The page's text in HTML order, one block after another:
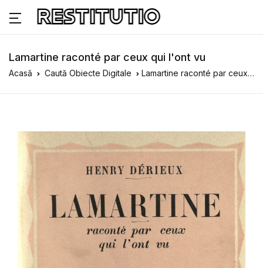
Lamartine raconté par ceux qui l'ont vu
Acasă Caută Obiecte Digitale Lamartine raconté par ceux qui l'ont vu